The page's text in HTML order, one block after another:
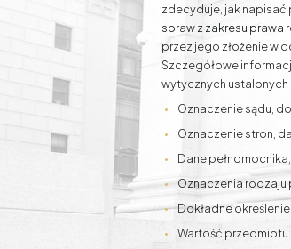
zdecyduje, jak napisać
spraw z zakresu prawa
przez jego złożenie w
Szczegółowe
wytycznych
Oznaczenie sądu,
Oznaczenie stron,
Dane pełnomocnika;
Oznaczenia rodzaju
Dokładne
Wartość przedmiotu